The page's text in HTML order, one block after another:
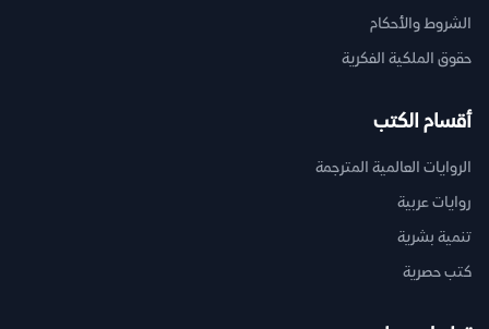
الشروط والأحكام
حقوق الملكية الفكرية
أقسام الكتب
الروايات العالمية المترجمة
روايات عربية
تنمية بشرية
كتب حصرية